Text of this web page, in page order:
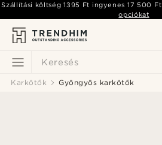
Keresés
Szállítási költség1395 Ft ingyenes 17 500 Ft
opciókat
Karkötők Gyöngyös karkötők